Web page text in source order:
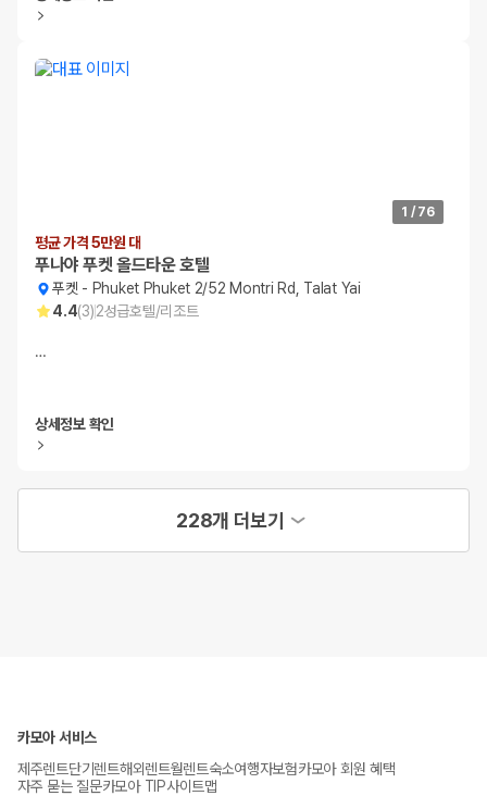
1 / 76
평균 가격 5만원 대
푸나야 푸켓 올드타운 호텔
푸켓 - Phuket Phuket 2/52 Montri Rd, Talat Yai
4.4(3)2성급호텔/리조트
…
상세정보 확인
228개 더보기
카모아 서비스
제주렌트단기렌트해외렌트월렌트숙소여행자보험카모아 회원 혜택
자주 묻는 질문카모아 TIP사이트맵